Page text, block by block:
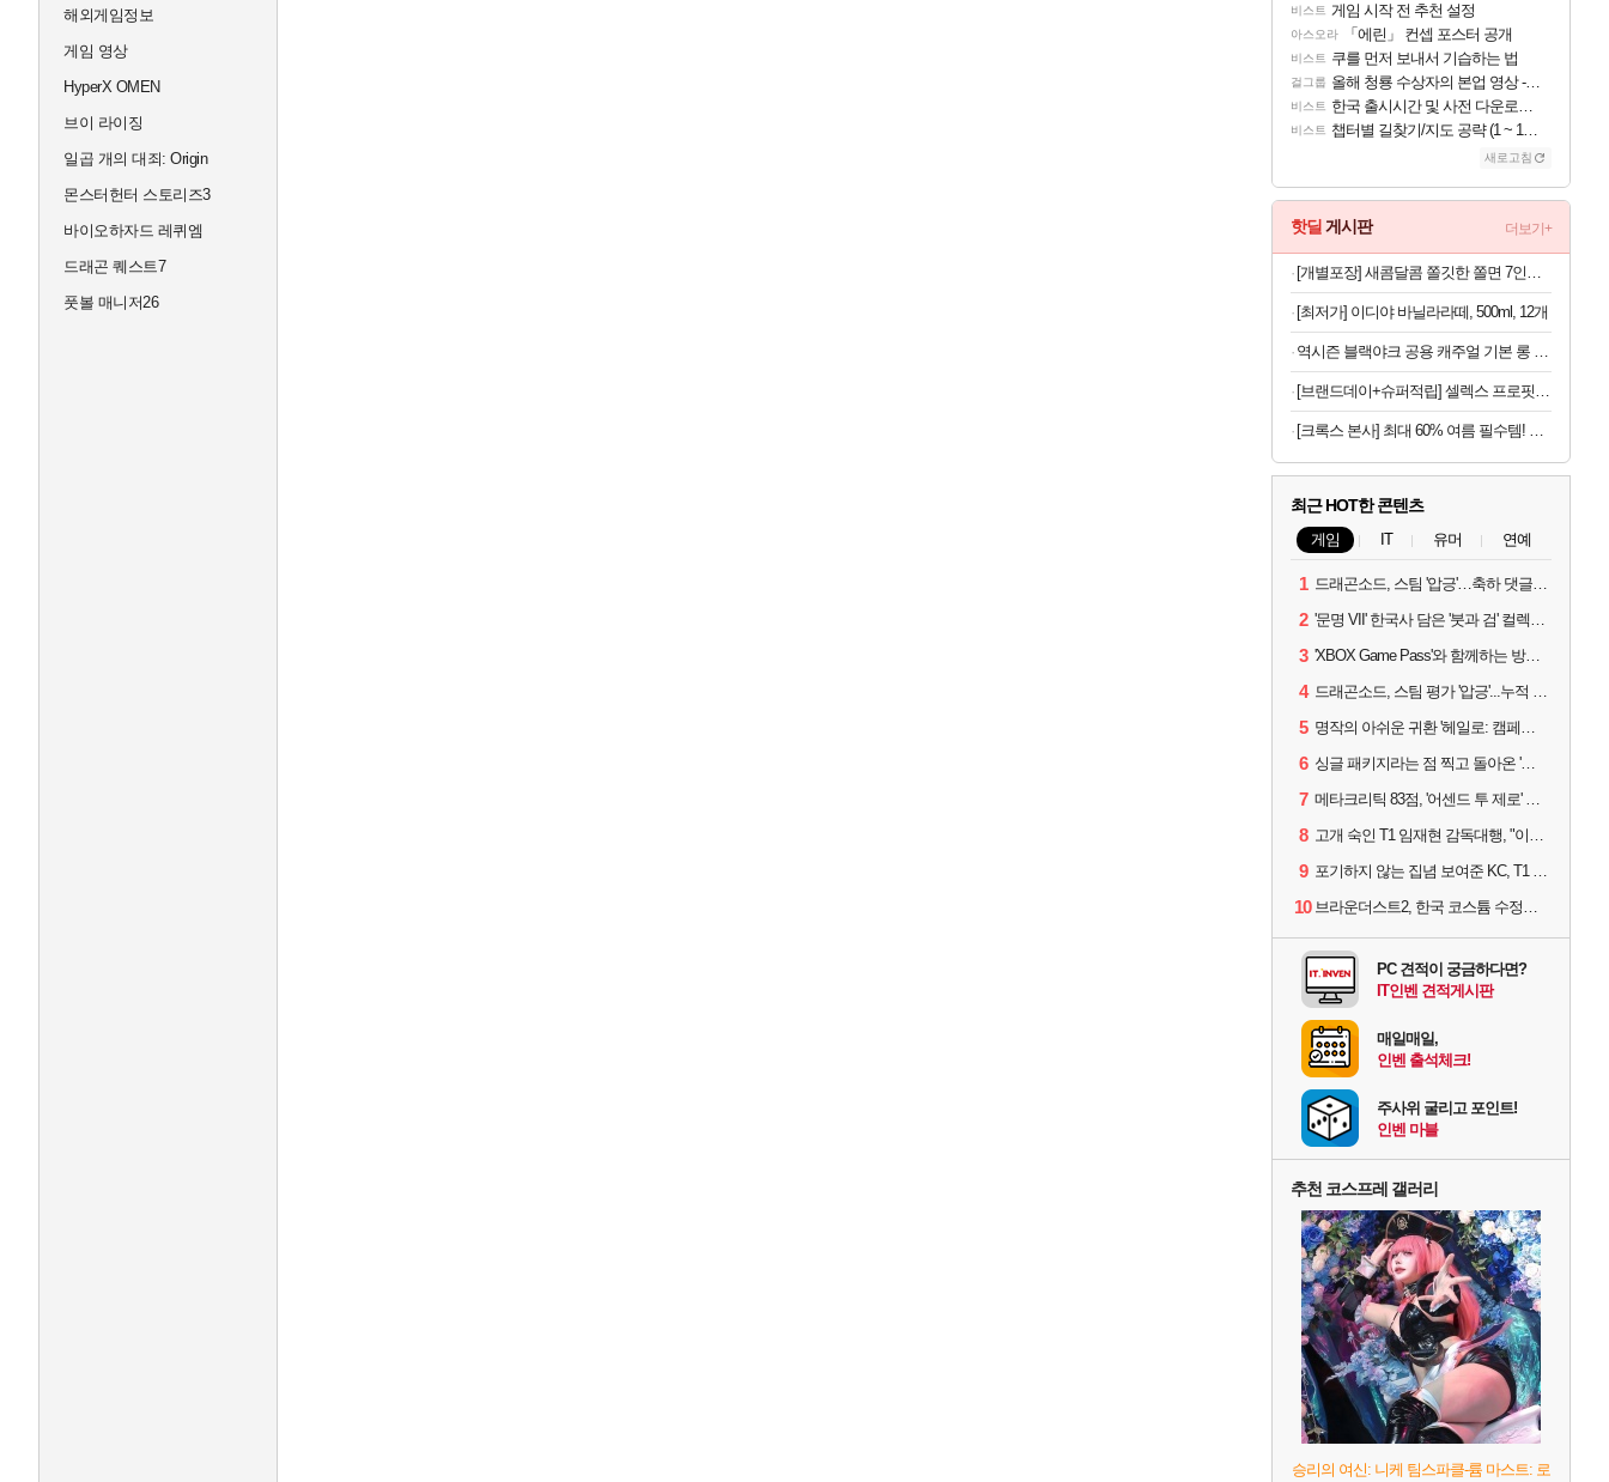
해외게임정보
게임 영상
HyperX OMEN
브이 라이징
일곱 개의 대죄: Origin
몬스터헌터 스토리즈3
바이오하자드 레퀴엠
드래곤 퀘스트7
풋볼 매니저26
비스트 게임 시작 전 추천 설정
아스오라 「에린」 컨셉 포스터 공개
비스트 쿠를 먼저 보내서 기습하는 법
걸그룹 올해 청룡 수상자의 본업 영상 - 스테이씨 윤
비스트 한국 출시시간 및 사전 다운로드 진행 - 비스트 오브 리인카네이션
비스트 챕터별 길찾기/지도 공략 (1 ~ 12장)
새로고침
핫딜 게시판 더보기+
[개별포장] 새콤달콤 쫄깃한 쫄면 7인분(면 200g 7봉+소스 50g 7봉)
[최저가] 이디야 바닐라라떼, 500ml, 12개
역시즌 블랙야크 공용 캐주얼 기본 롱 벤치 구스 다운자켓
[브랜드데이+슈퍼적립] 셀렉스 프로핏 Sports 드링크 와일드 초코, 350ml, 20개 [원산지:상세설명에 표시]
[크록스 본사] 최대 60% 여름 필수템! 클로그/샌들/슬라이드/레인부츠
최근 HOT한 콘텐츠
게임 IT 유머 연예
1 드래곤소드, 스팀 '압긍'…축하 댓글 달고 게임 코드 받자!
2 '문명 VII' 한국사 담은 '붓과 검' 컬렉션 파트 2 출시
3 'XBOX Game Pass'와 함께하는 방구석 피서 게임 4종!
4 드래곤소드, 스팀 평가 '압긍'...누적 판매량 20만장 돌파
5 명작의 아쉬운 귀환 '헤일로: 캠페인 이볼브드'
6 싱글 패키지라는 점 찍고 돌아온 '드래곤소드: 어웨이크닝'
7 메타크리틱 83점, '어센드 투 제로' 정식 출시!
8 고개 숙인 T1 임재현 감독대행, "이른 탈락에 죄송한 마음 뿐"
9 포기하지 않는 집념 보여준 KC, T1 잡았다
10 브라운더스트2, 한국 코스튬 수정… 이준희 PD "안 하면 서비스 지속 불가"
PC 견적이 궁금하다면?
IT인벤 견적게시판
매일매일,
인벤 출석체크!
주사위 굴리고 포인트!
인벤 마블
추천 코스프레 갤러리
승리의 여신: 니케 팀스파클-륨 마스트: 로